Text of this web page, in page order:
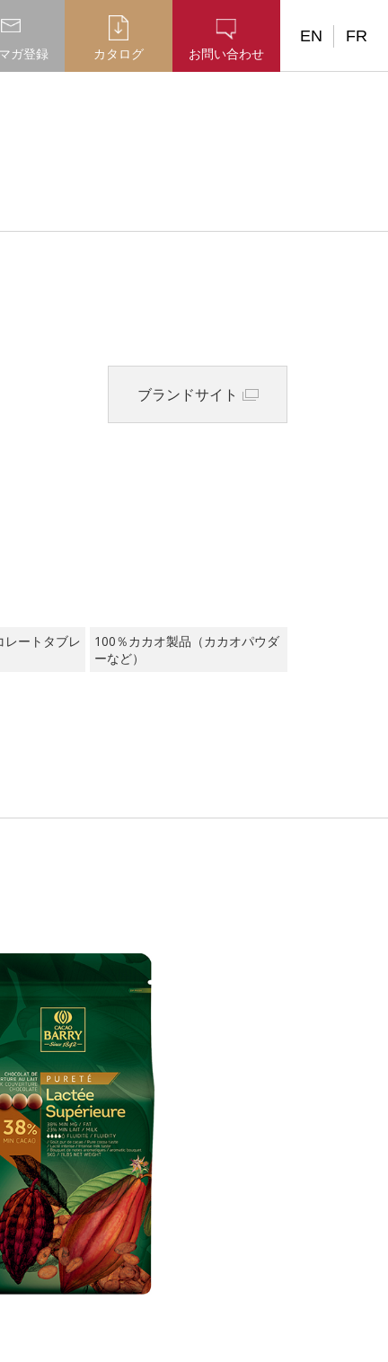
ガ登録 カタログ お問い合わせ
EN FR
ブランドサイト
ートタブレ
100％カカオ製品（カカオパウダ
ーなど）